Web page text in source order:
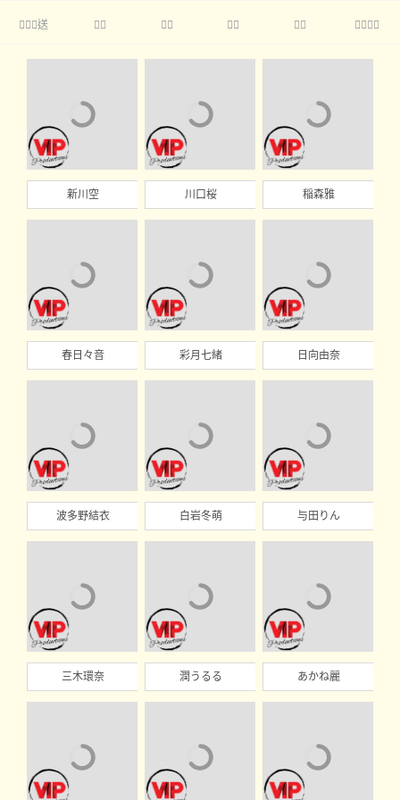
送     
新川空 川口桜 稲森雅
春日々音 彩月七緒 日向由奈
波多野結衣 白岩冬萌 与田りん
三木環奈 潤うるる あかね麗